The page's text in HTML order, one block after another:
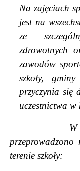
Na zajęciach
jest na
ze
zdrowotnych
zawodów
szkoły,
przyczynia się
uczestnictwa w
W
przeprowadzono
terenie szkoły: